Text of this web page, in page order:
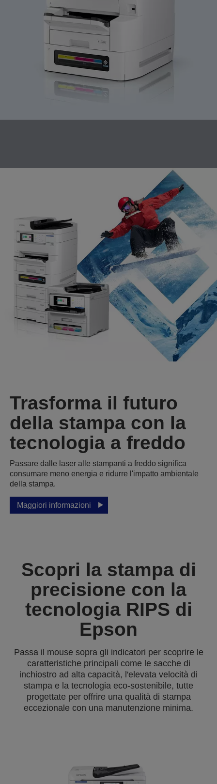
Trasforma il futuro
della stampa con la
tecnologia a freddo
Passare dalle laser alle stampanti a freddo significa
consumare meno energia e ridurre l'impatto ambientale
della stampa.
Maggiori informazioni
Scopri la stampa di
precisione con la
tecnologia RIPS di
Epson
Passa il mouse sopra gli indicatori per scoprire le
caratteristiche principali come le sacche di
inchiostro ad alta capacità, l'elevata velocità di
stampa e la tecnologia eco-sostenibile, tutte
progettate per offrire una qualità di stampa
eccezionale con una manutenzione minima.